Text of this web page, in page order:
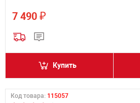
7 490 ₽
Купить
Код товара: 115057